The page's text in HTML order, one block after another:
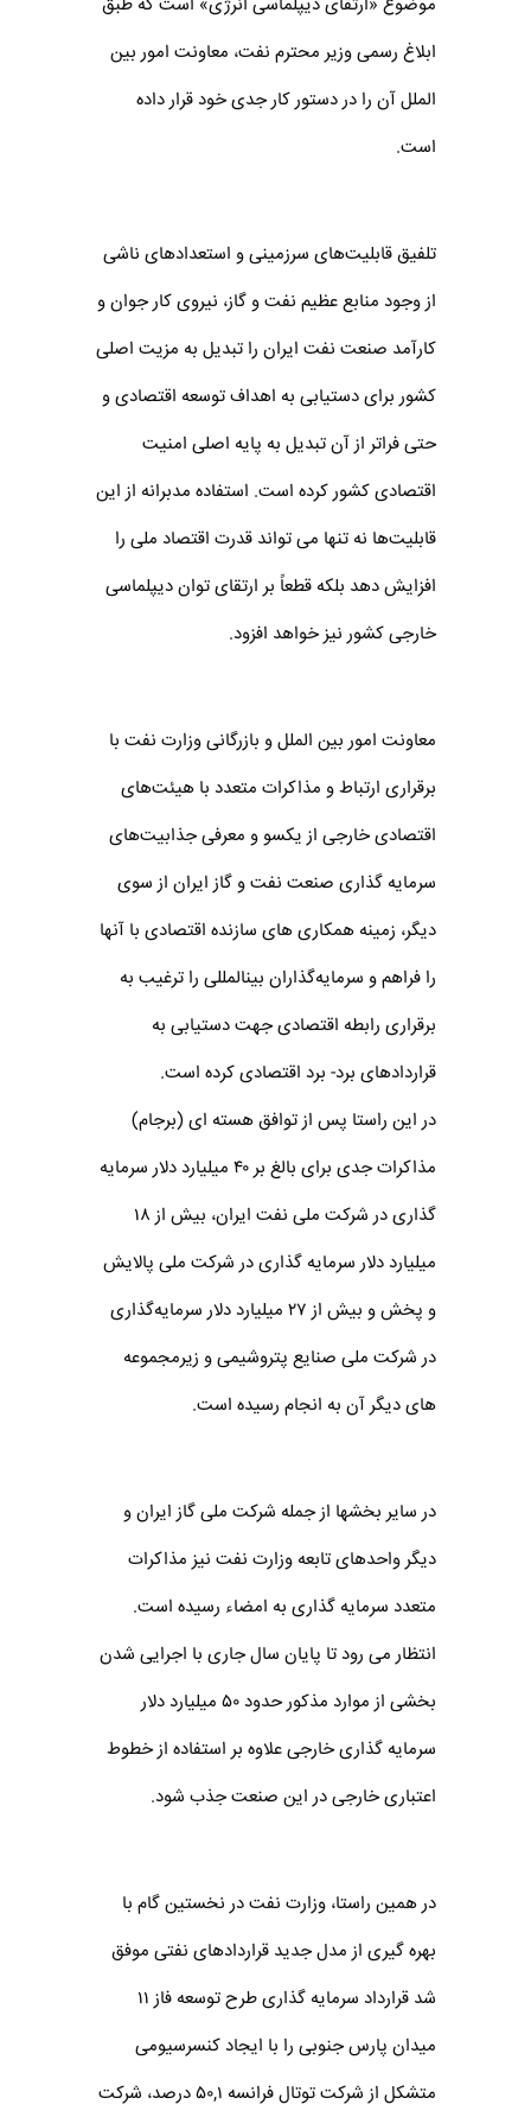
ابلاغ رسمی وزیر محترم نفت، معاونت امور بین
الملل آن را در دستور کار جدی خود قرار داده
است.
تلفیق قابلیت‌های سرزمینی و استعدادهای ناشی
از وجود منابع عظیم نفت و گاز، نیروی کار جوان و
کارآمد صنعت نفت ایران را تبدیل به مزیت اصلی
کشور برای دستیابی به اهداف توسعه اقتصادی و
حتی فراتر از آن تبدیل به پایه اصلی امنیت
اقتصادی کشور کرده است. استفاده مدبرانه از این
قابلیت‌ها نه تنها می تواند قدرت اقتصاد ملی را
افزایش دهد بلکه قطعاً بر ارتقای توان دیپلماسی
خارجی کشور نیز خواهد افزود.
معاونت امور بین الملل و بازرگانی وزارت نفت با
برقراری ارتباط و مذاکرات متعدد با هیئت‌های
اقتصادی خارجی از یکسو و معرفی جذابیت‌های
سرمایه گذاری صنعت نفت و گاز ایران از سوی
دیگر، زمینه همکاری های سازنده اقتصادی با آنها
را فراهم و سرمایه‌گذاران بین‎المللی را ترغیب به
برقراری رابطه اقتصادی جهت دستیابی به
قراردادهای برد- برد اقتصادی کرده است.
در این راستا پس از توافق هسته ای (برجام)
مذاکرات جدی برای بالغ بر ۴۰ میلیارد دلار سرمایه
گذاری در شرکت ملی نفت ایران، بیش از ۱۸
میلیارد دلار سرمایه گذاری در شرکت ملی پالایش
و پخش و بیش از ۲۷ میلیارد دلار سرمایه‌گذاری
در شرکت ملی صنایع پتروشیمی و زیرمجموعه
های دیگر آن به انجام رسیده است.
در سایر بخش‎ها از جمله شرکت ملی گاز ایران و
دیگر واحدهای تابعه وزارت نفت نیز مذاکرات
متعدد سرمایه گذاری به امضاء رسیده است.
انتظار می رود تا پایان سال جاری با اجرایی شدن
بخشی از موارد مذکور حدود ۵۰ میلیارد دلار
سرمایه گذاری خارجی علاوه بر استفاده از خطوط
اعتباری خارجی در این صنعت جذب شود.
در همین راستا، وزارت نفت در نخستین گام با
بهره گیری از مدل جدید قراردادهای نفتی موفق
شد قرارداد سرمایه گذاری طرح توسعه فاز ۱۱
میدان پارس جنوبی را با ایجاد کنسرسیومی
متشکل از شرکت توتال فرانسه ۵۰,۱ درصد، شرکت